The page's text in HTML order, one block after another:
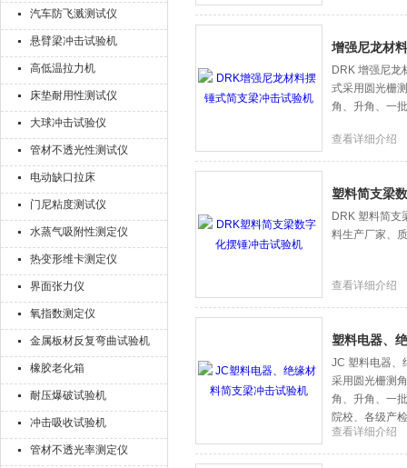
汽车防飞溅测试仪
悬臂梁冲击试验机
高低温拉力机
床垫耐用性测试仪
大球冲击试验仪
管材不透光性测试仪
电动缺口拉床
门尼粘度测试仪
水蒸气吸附性测定仪
热变形维卡测定仪
界面张力仪
氧指数测定仪
金属板材反复弯曲试验机
橡胶老化箱
耐压爆破试验机
冲击吸收试验机
管材不透光率测定仪
增强尼龙材
DRK 增强尼龙
式采用圆光栅
角、升角、一
查看详细介绍
塑料简支梁
DRK 塑料简支
料生产厂家、
查看详细介绍
塑料电器、
JC 塑料电器、
采用圆光栅测
角、升角、一
院校、各级产
查看详细介绍